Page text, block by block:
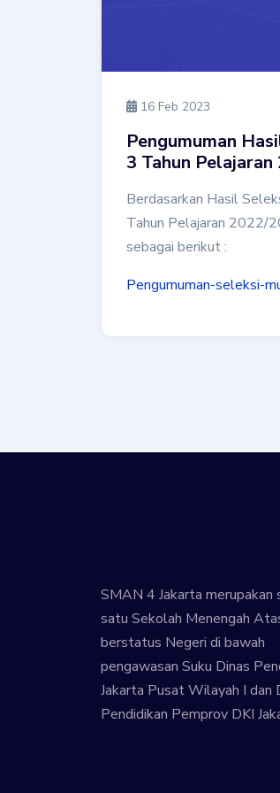
16 Feb 2023
Pengumuman
3 Tahun
Berdasarkan Hasil
Tahun Pelajaran 2022/
sebagai berikut :
Pengumuman-seleksi-
SMAN 4 Jakarta merupakan
satu Sekolah Menengah
berstatus Negeri di bawah
pengawasan Suku Dinas
Jakarta Pusat Wilayah I dan
Pendidikan Pemprov DKI